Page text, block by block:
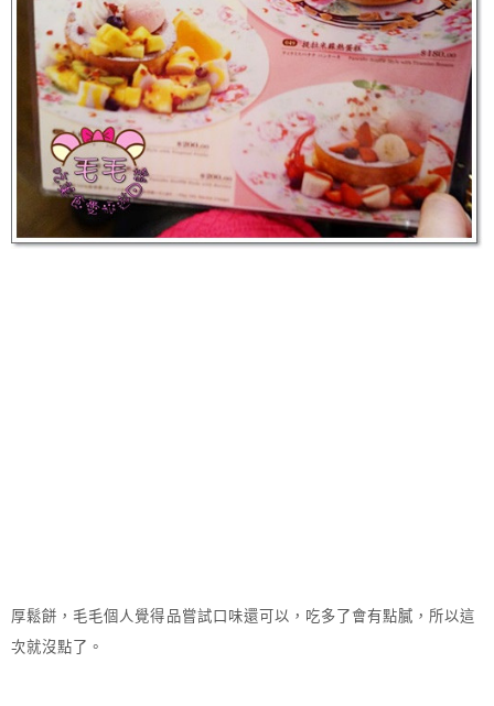
厚鬆餅，毛毛個人覺得品嘗試口味還可以，吃多了會有點膩，所以這
次就沒點了。